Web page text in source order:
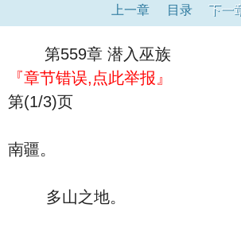
上一章 目录 下一
第559章 潜入巫族
『章节错误,点此举报』
第(1/3)页
南疆。
多山之地。